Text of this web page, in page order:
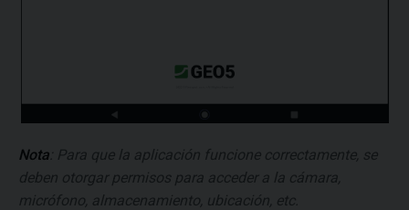
Nota: Para que la aplicación funcione correctamente, se
deben otorgar permisos para acceder a la cámara,
micrófono, almacenamiento, ubicación, etc.